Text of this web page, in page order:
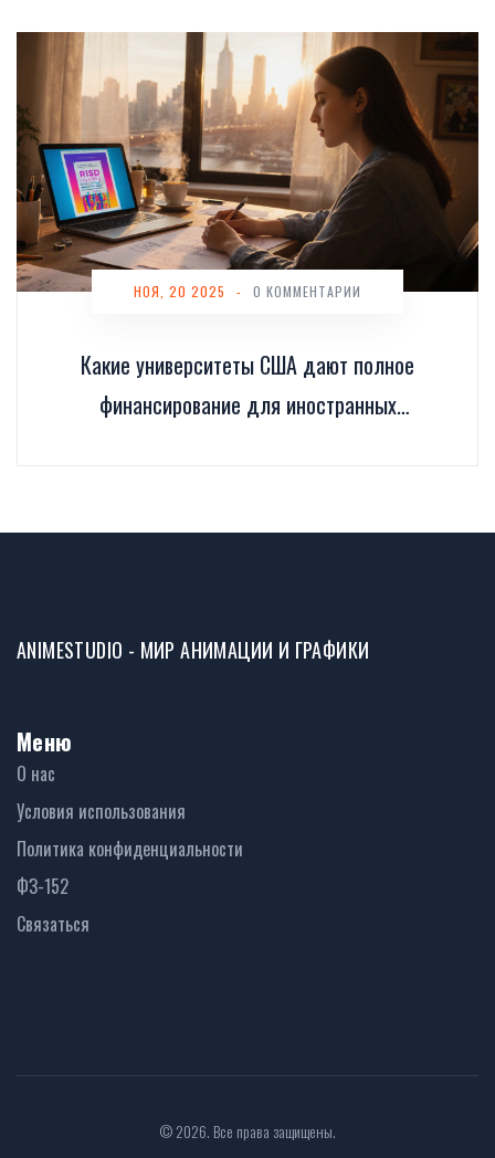
Какие университеты США дают полное
финансирование для иностранных
НОЯ, 20 2025 - 0 КОММЕНТАРИИ
ANIMESTUDIO - МИР АНИМАЦИИ И ГРАФИКИ
Меню
О нас
Условия использования
Политика конфиденциальности
ФЗ-152
Связаться
© 2026. Все права защищены.